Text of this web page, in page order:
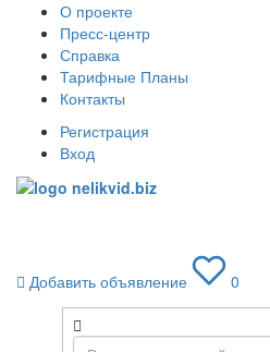
О проекте
Пресс-центр
Справка
Тарифные Планы
Контакты
Регистрация
Вход
Добавить объявление
0